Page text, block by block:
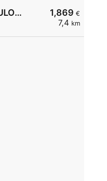
1,869 €
7,4 km
A L'INTERMARCHE DE COULOMMIERS